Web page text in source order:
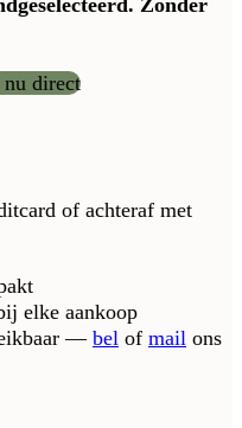
Zonder
nu direct
of achteraf met
elke aankoop
— bel of mail ons